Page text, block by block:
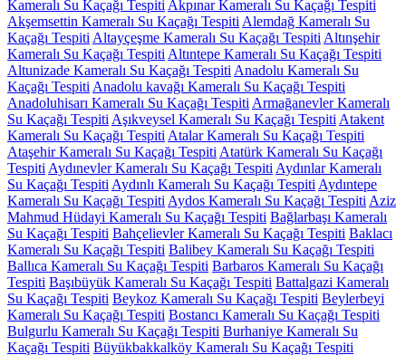
Kameralı Su Kaçağı Tespiti Akpınar Kameralı Su Kaçağı Tespiti
Akşemsettin Kameralı Su Kaçağı Tespiti Alemdağ Kameralı Su
Kaçağı Tespiti Altayçeşme Kameralı Su Kaçağı Tespiti Altınşehir
Kameralı Su Kaçağı Tespiti Altıntepe Kameralı Su Kaçağı Tespiti
Altunizade Kameralı Su Kaçağı Tespiti Anadolu Kameralı Su
Kaçağı Tespiti Anadolu kavağı Kameralı Su Kaçağı Tespiti
Anadoluhisarı Kameralı Su Kaçağı Tespiti Armağanevler Kameralı
Su Kaçağı Tespiti Aşıkveysel Kameralı Su Kaçağı Tespiti Atakent
Kameralı Su Kaçağı Tespiti Atalar Kameralı Su Kaçağı Tespiti
Ataşehir Kameralı Su Kaçağı Tespiti Atatürk Kameralı Su Kaçağı
Tespiti Aydınevler Kameralı Su Kaçağı Tespiti Aydınlar Kameralı
Su Kaçağı Tespiti Aydınlı Kameralı Su Kaçağı Tespiti Aydıntepe
Kameralı Su Kaçağı Tespiti Aydos Kameralı Su Kaçağı Tespiti Aziz
Mahmud Hüdayi Kameralı Su Kaçağı Tespiti Bağlarbaşı Kameralı
Su Kaçağı Tespiti Bahçelievler Kameralı Su Kaçağı Tespiti Baklacı
Kameralı Su Kaçağı Tespiti Balibey Kameralı Su Kaçağı Tespiti
Ballıca Kameralı Su Kaçağı Tespiti Barbaros Kameralı Su Kaçağı
Tespiti Başıbüyük Kameralı Su Kaçağı Tespiti Battalgazi Kameralı
Su Kaçağı Tespiti Beykoz Kameralı Su Kaçağı Tespiti Beylerbeyi
Kameralı Su Kaçağı Tespiti Bostancı Kameralı Su Kaçağı Tespiti
Bulgurlu Kameralı Su Kaçağı Tespiti Burhaniye Kameralı Su
Kaçağı Tespiti Büyükbakkalköy Kameralı Su Kaçağı Tespiti